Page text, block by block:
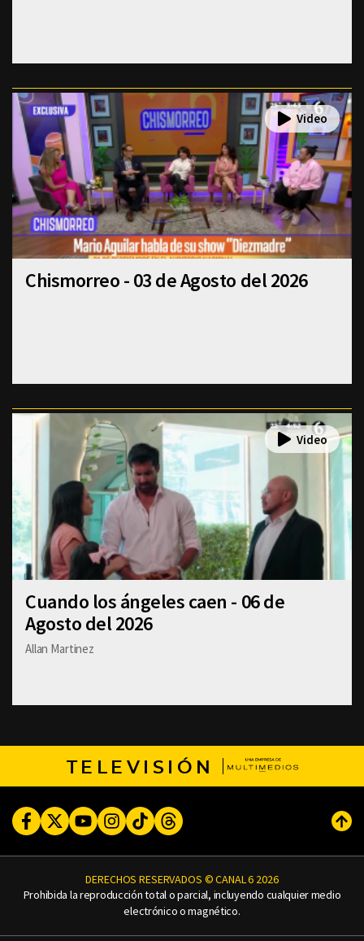
Chismorreo - 03 de Agosto del 2026
Cuando los ángeles caen - 06 de
Agosto del 2026
Allan Martinez
TELEVISIÓN
FacebookTwitterYoutubeInstagram
TikTokThreads
DERECHOS RESERVADOS © CANAL 6 2026
Prohibida la reproducción total o parcial, incluyendo cualquier medio
electrónico o magnético.